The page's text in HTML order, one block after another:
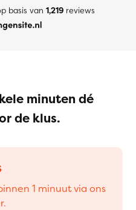
basis van 1,219reviews
minuten dé
de klus.
1 minuut via ons